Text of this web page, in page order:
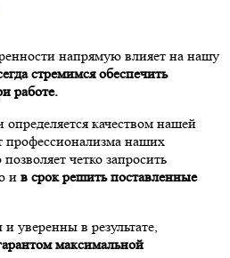
напрямую влияет на нашу
стремимся обеспечить
работе.
качеством нашей
профессионализма наших
четко запросить
и в срок решить поставленные
уверенны в результате,
максимальной